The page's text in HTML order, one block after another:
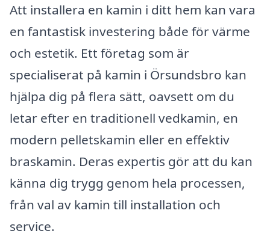
Att installera en kamin i ditt hem kan vara
en fantastisk investering både för värme
och estetik. Ett företag som är
specialiserat på kamin i Örsundsbro kan
hjälpa dig på flera sätt, oavsett om du
letar efter en traditionell vedkamin, en
modern pelletskamin eller en effektiv
braskamin. Deras expertis gör att du kan
känna dig trygg genom hela processen,
från val av kamin till installation och
service.